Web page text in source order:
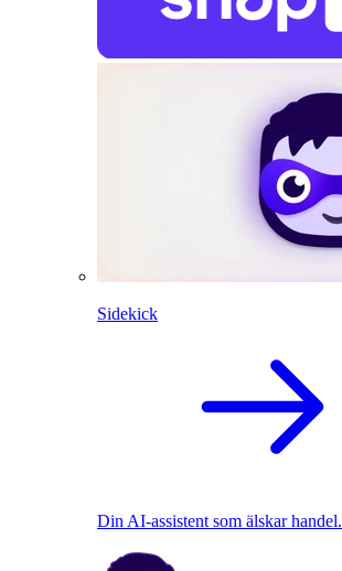
Sidekick
Din AI-assistent som älskar handel.